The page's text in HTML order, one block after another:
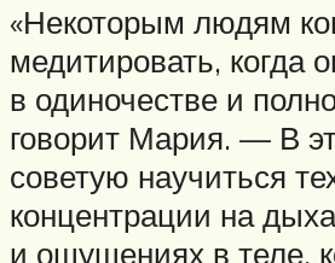
«Некоторым людям
медитировать, когда
в одиночестве и
говорит Мария. — В
советую научиться
концентрации на
и ощущениях в теле,